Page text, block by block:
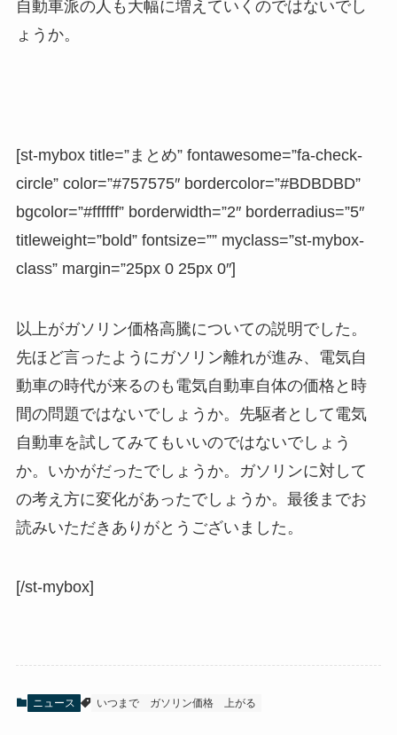
自動車派の人も大幅に増えていくのではないでし
ょうか。
[st-mybox title=”まとめ” fontawesome=”fa-check-
circle” color=”#757575″ bordercolor=”#BDBDBD”
bgcolor=”#ffffff” borderwidth=”2″ borderradius=”5″
titleweight=”bold” fontsize=”” myclass=”st-mybox-
class” margin=”25px 0 25px 0″]
以上がガソリン価格高騰についての説明でした。
先ほど言ったようにガソリン離れが進み、電気自
動車の時代が来るのも電気自動車自体の価格と時
間の問題ではないでしょうか。先駆者として電気
自動車を試してみてもいいのではないでしょう
か。いかがだったでしょうか。ガソリンに対して
の考え方に変化があったでしょうか。最後までお
読みいただきありがとうございました。
[/st-mybox]
ニュース いつまで ガソリン価格 上がる